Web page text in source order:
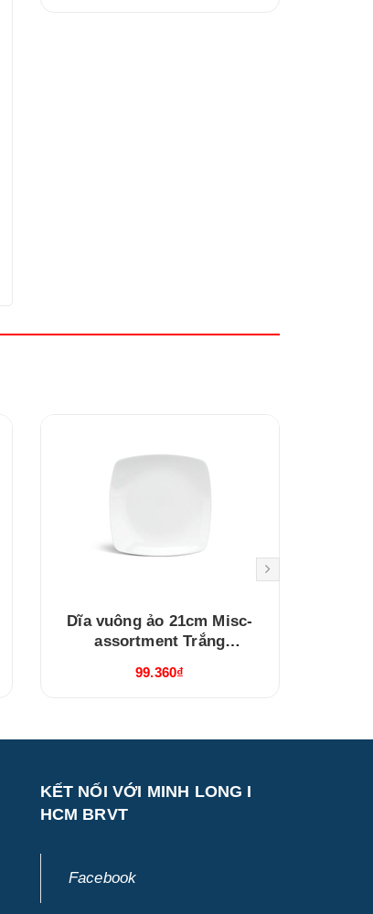
Dĩa vuông ảo 21cm Misc-
assortment Trắng
99.360₫
KẾT NỐI VỚI MINH LONG I
HCM BRVT
Facebook